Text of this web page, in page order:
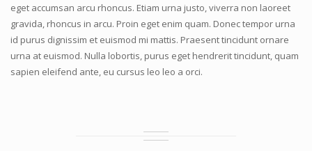
eget accumsan arcu rhoncus. Etiam urna justo, viverra non laoreet
gravida, rhoncus in arcu. Proin eget enim quam. Donec tempor urna
id purus dignissim et euismod mi mattis. Praesent tincidunt ornare
urna at euismod. Nulla lobortis, purus eget hendrerit tincidunt, quam
sapien eleifend ante, eu cursus leo leo a orci.